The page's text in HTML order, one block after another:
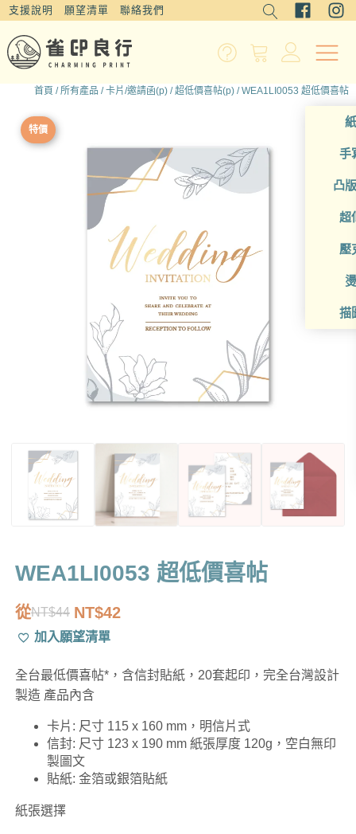
支援說明 願望清單 聯絡我們
手
凸
超
壓
描
首頁 /所有產品 /卡片/邀請函(p) /超低價喜帖(p) / WEA1LI0053 超低價喜帖
特價
WEA1LI0053 超低價喜帖
從NT$44
原
始
價
格：
NT$42
目
前
價
格：
加入願望清單
全台最低價喜帖*，含信封貼紙，20套起印，完全台灣設計
製造 產品內含
卡片: 尺寸 115 x 160 mm，明信片式
信封: 尺寸 123 x 190 mm 紙張厚度 120g，空白無印
製圖文
貼紙: 金箔或銀箔貼紙
紙張選擇